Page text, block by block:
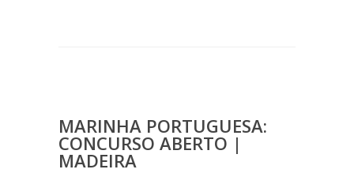
MARINHA PORTUGUESA:
CONCURSO ABERTO |
MADEIRA